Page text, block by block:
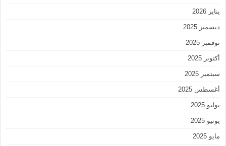
يناير 2026
ديسمبر 2025
نوفمبر 2025
أكتوبر 2025
سبتمبر 2025
أغسطس 2025
يوليو 2025
يونيو 2025
مايو 2025